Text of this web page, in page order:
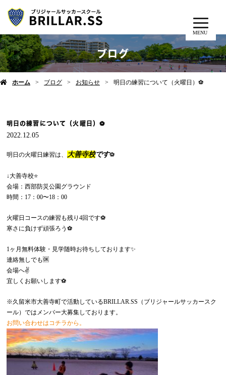
MENU
ブログ
ホーム ブログ お知らせ 明日の練習について（火曜日）⚽️
明日の練習について（火曜日）⚽️
2022.12.05
明日の火曜日練習は、 大善寺校です⚽️
↓大善寺校⭐️
会場：西部防災公園グラウンド
時間：17：00〜18：00
火曜日コースの練習も残り4回です⚽️
寒さに負けず頑張ろう⚽️
1ヶ月無料体験・見学随時お待ちしております✨
連絡無しでも🆗
会場へ✌️
宜しくお願いします⚽️
※久留米市大善寺町で活動しているBRILLAR.SS（ブリジャールサッカースク
ール）ではメンバー大募集しております。
お問い合わせはコチラから。